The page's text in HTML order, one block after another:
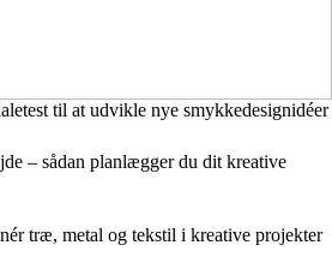
til at udvikle nye smykkedesignidéer
– sådan planlægger du dit kreative
træ, metal og tekstil i kreative projekter